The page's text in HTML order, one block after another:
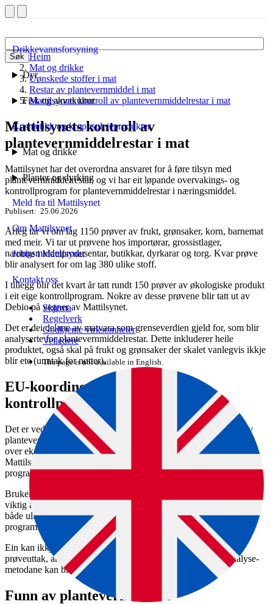
Søk
Drikkevannsforsyning
Dyr
Fisk og akvakultur
Kosmetikk og kroppspleieprodukter
Mat og drikke
Planter og dyrking
Meld fra til Mattilsynet
Om Mattilsynet
Jobbe i Mattilsynet
Kontakt oss
Skjema
Regelverk
Godkjente virksomheter
Veiledere
The page is not available in English.
Heim
Mat og drikke
Uønskede stoffer i mat
Restar av plantevernmiddel i mat
Mattilsynets kontroll av plantevernmiddelrestar i mat
Mattilsynets kontroll av
plantevernmiddelrestar i mat
Mattilsynet har det overordna ansvaret for å føre tilsyn med
plantevernmiddel­restar, og vi har eit løpande overvakings- og
kontroll­program for plantevernmiddel­restar i nærings­middel.
Publisert 25.06.2026
Årleg tar vi om lag 1150 prøver av frukt, grønsaker, korn, barnemat
med meir. Vi tar ut prøvene hos importørar, grossistlager,
næringsmiddel­produsentar, butikkar, dyrkarar og torg. Kvar prøve
blir analysert for om lag 380 ulike stoff.
I tillegg blir det kvart år tatt rundt 150 prøver av økologiske produkt
i eit eige kontroll­program. Nokre av desse prøvene blir tatt ut av
Debio på vegner av Mattilsynet.
Det er dei delane av matvara som grenseverdien gjeld for, som blir
analyserte for plantevernmiddel­restar. Dette inkluderer heile
produktet, også skal på frukt og grønsaker der skalet vanlegvis ikkje
blir ete (unntak for nøtter).
EU-koordinert og nasjonalt
kontrollprogram
Det er vedtatt eit fleirårig samordna kontrollprogram for restar av
plantevern­middel i EU/EØS-området. Formålet er å få ei oversikt
over eksponering av plantevern­middel i heile EU/EØS-området.
Mattilsynets overvakings­program består av dette EU-koordinerte
programmet og eit nasjonalt kontrollprogram.
Bruken av plantevern­middel kan variere frå år til år. Det er derfor
viktig å ha eit kontinuerleg overvakings­system og å følge med på
både ulike typar av plantevernmiddel og næringsmiddel. EU-
programmet omfattar også uttak av enkelte animalske produkt.
Ein kan ikkje utan vidare samanlikne resultata frå år til år da
prøveuttak, analyse­spekter og kvantifiserings­grensene for analyse­
metodane kan bli endra.
Funn av plantevernmiddel